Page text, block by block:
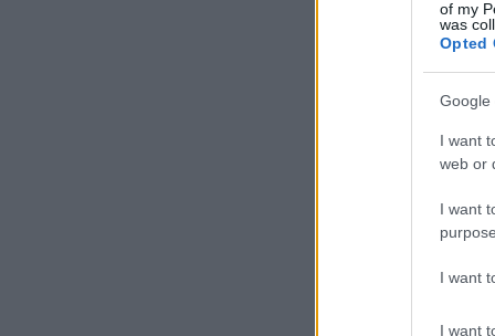
of my
was
Opted
Google
I want
web or
I want
I want
I want